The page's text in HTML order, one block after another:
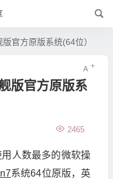
官方原版系统(64位）
版官方原版系
2465
人数最多的微软操
系统64位原版，英